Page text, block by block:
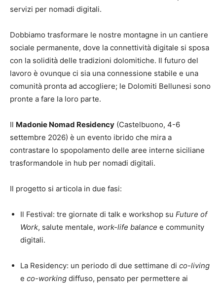
servizi per nomadi digitali.
Dobbiamo trasformare le nostre montagne in un cantiere
sociale permanente, dove la connettività digitale si sposa
con la solidità delle tradizioni dolomitiche. Il futuro del
lavoro è ovunque ci sia una connessione stabile e una
comunità pronta ad accogliere; le Dolomiti Bellunesi sono
pronte a fare la loro parte.
Il Madonie Nomad Residency (Castelbuono, 4-6
settembre 2026) è un evento ibrido che mira a
contrastare lo spopolamento delle aree interne siciliane
trasformandole in hub per nomadi digitali.
Il progetto si articola in due fasi:
Il Festival: tre giornate di talk e workshop su Future of
Work, salute mentale, work-life balance e community
digitali.
La Residency: un periodo di due settimane di co-living
e co-working diffuso, pensato per permettere ai